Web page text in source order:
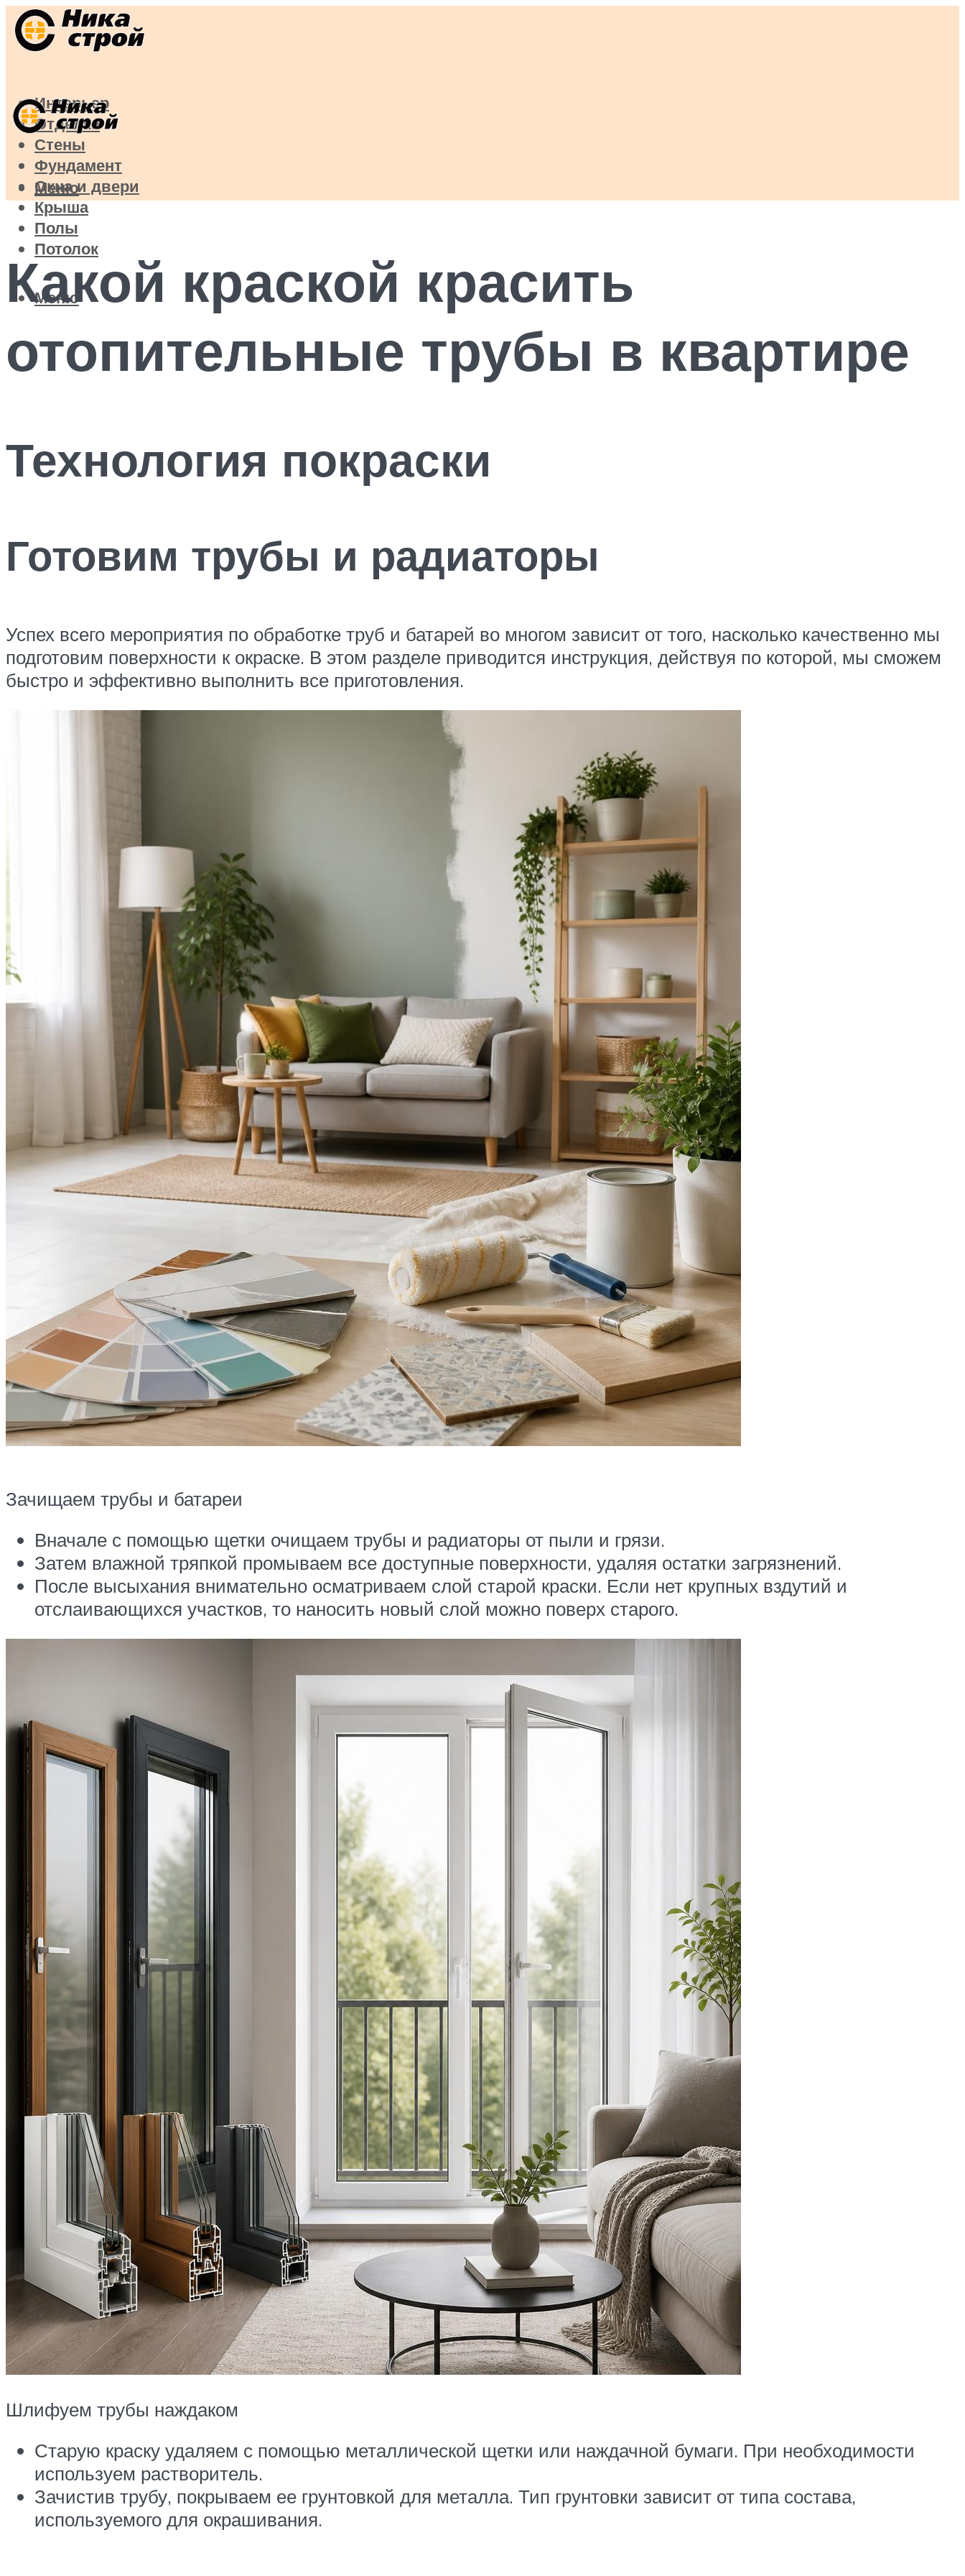
Интерьер
Отделка
Стены
Фундамент
Окна и двери
Крыша
Полы
Потолок
Меню
Меню
Какой краской красить
отопительные трубы в квартире
Технология покраски
Готовим трубы и радиаторы
Успех всего мероприятия по обработке труб и батарей во многом зависит от того, насколько качественно мы
подготовим поверхности к окраске. В этом разделе приводится инструкция, действуя по которой, мы сможем
быстро и эффективно выполнить все приготовления.
Зачищаем трубы и батареи
Вначале с помощью щетки очищаем трубы и радиаторы от пыли и грязи.
Затем влажной тряпкой промываем все доступные поверхности, удаляя остатки загрязнений.
После высыхания внимательно осматриваем слой старой краски. Если нет крупных вздутий и
отслаивающихся участков, то наносить новый слой можно поверх старого.
Шлифуем трубы наждаком
Старую краску удаляем с помощью металлической щетки или наждачной бумаги. При необходимости
используем растворитель.
Зачистив трубу, покрываем ее грунтовкой для металла. Тип грунтовки зависит от типа состава,
используемого для окрашивания.